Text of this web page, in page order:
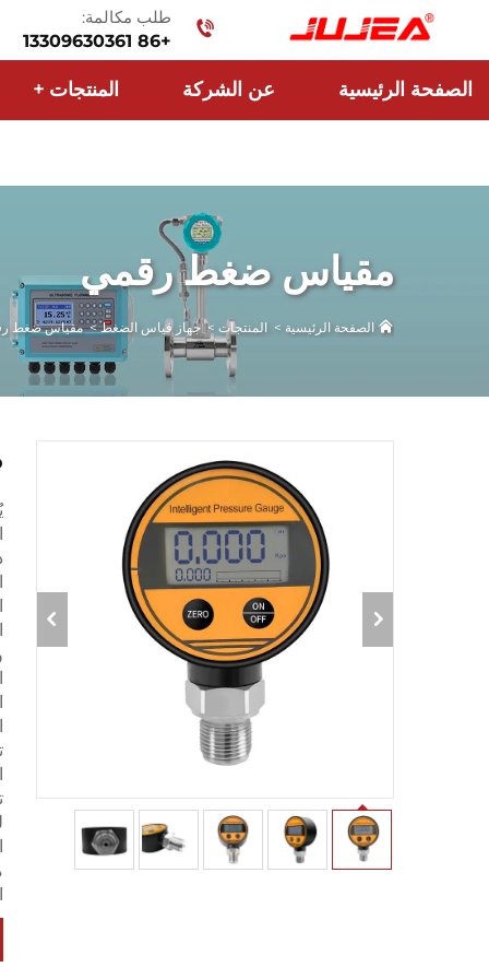
طلب مكالمة:
+86 13309630361
الصفحة الرئيسية عن الشركة المنتجات+
مقياس ضغط رقمي
الصفحة الرئيسية > المنتجات >جهاز قياس الضغط>مقياس ضغط